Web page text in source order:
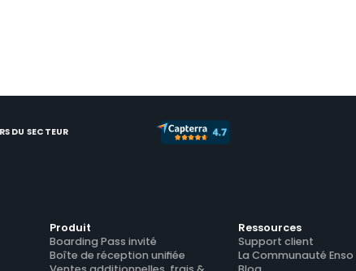
DU SECTEUR
Produit
Boarding Pass invité
Boîte de réception unifiée
Ressources
Support client
La Communauté Enso